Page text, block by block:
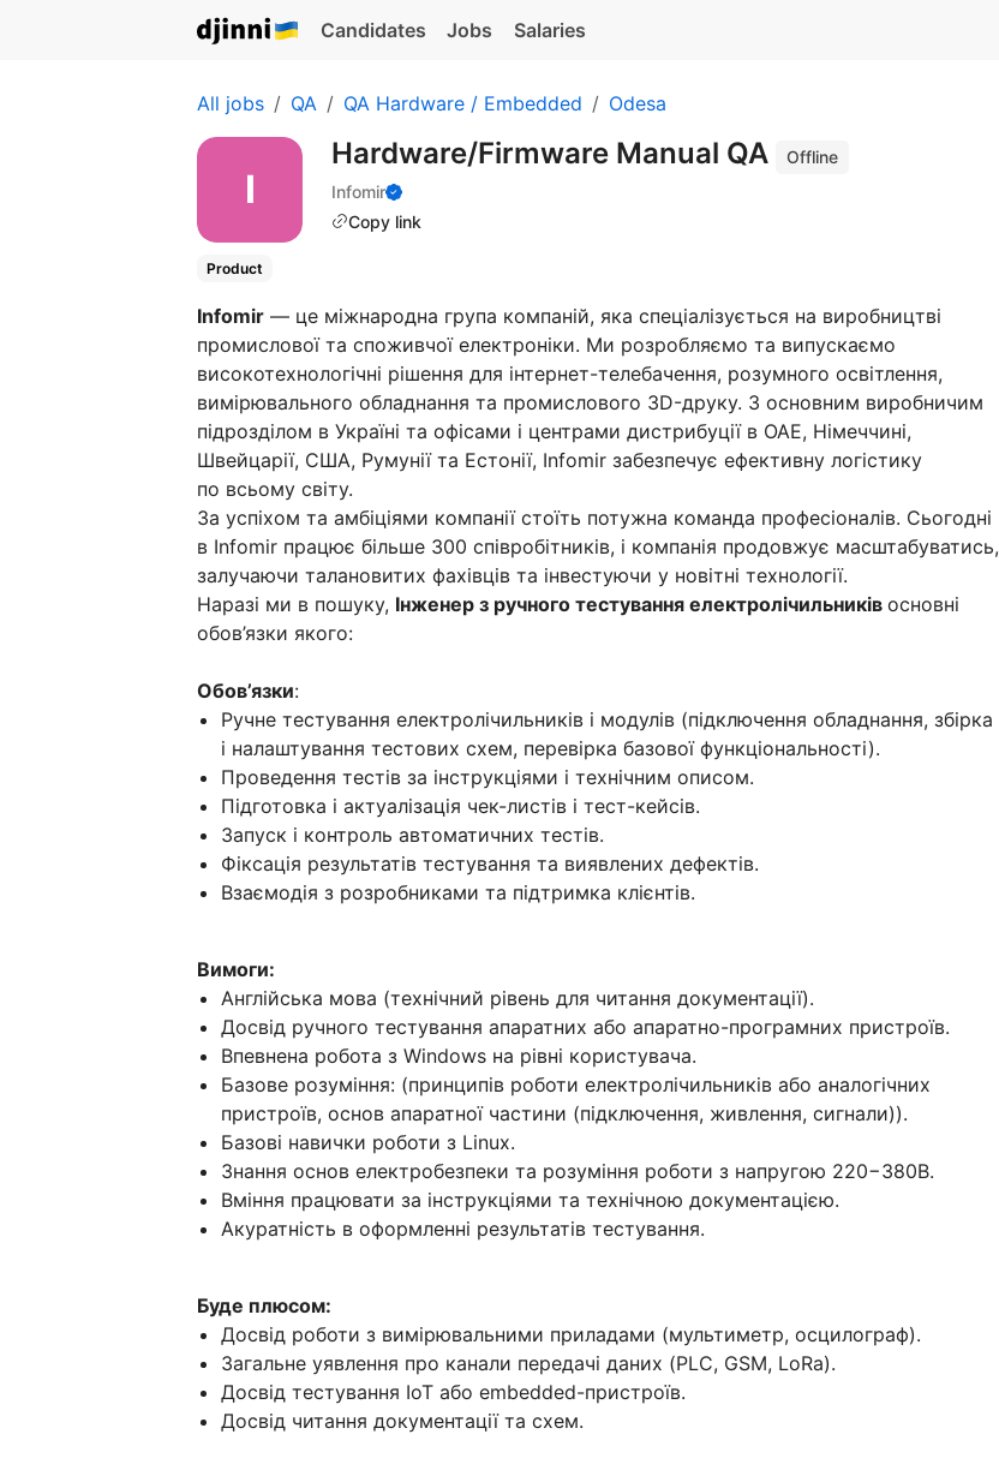
Candidates Jobs Salaries
All jobs QA QA Hardware / Embedded Odesa
Hardware/Firmware Manual QA
Offline
Infomir
Copy link
Product
Infomir — це міжнародна група компаній, яка спеціалізується на виробництві
промислової та споживчої електроніки. Ми розробляємо та випускаємо
високотехнологічні рішення для інтернет-телебачення, розумного освітлення,
вимірювального обладнання та промислового 3D-друку. З основним виробничим
підрозділом в Україні та офісами і центрами дистрибуції в ОАЕ, Німеччині,
Швейцарії, США, Румунії та Естонії, Infomir забезпечує ефективну логістику
по всьому світу.
За успіхом та амбіціями компанії стоїть потужна команда професіоналів. Сьогодні
в Infomir працює більше 300 співробітників, і компанія продовжує масштабуватись,
залучаючи талановитих фахівців та інвестуючи у новітні технології.
Наразі ми в пошуку, Інженер з ручного тестування електролічильників основні
обов’язки якого:
Обов’язки:
Ручне тестування електролічильників і модулів (підключення обладнання, збірка
і налаштування тестових схем, перевірка базової функціональності).
Проведення тестів за інструкціями і технічним описом.
Підготовка і актуалізація чек-листів і тест-кейсів.
Запуск і контроль автоматичних тестів.
Фіксація результатів тестування та виявлених дефектів.
Взаємодія з розробниками та підтримка клієнтів.
Вимоги:
Англійська мова (технічний рівень для читання документації).
Досвід ручного тестування апаратних або апаратно-програмних пристроїв.
Впевнена робота з Windows на рівні користувача.
Базове розуміння: (принципів роботи електролічильників або аналогічних
пристроїв, основ апаратної частини (підключення, живлення, сигнали)).
Базові навички роботи з Linux.
Знання основ електробезпеки та розуміння роботи з напругою 220−380В.
Вміння працювати за інструкціями та технічною документацією.
Акуратність в оформленні результатів тестування.
Буде плюсом:
Досвід роботи з вимірювальними приладами (мультиметр, осцилограф).
Загальне уявлення про канали передачі даних (PLC, GSM, LoRa).
Досвід тестування IoT або embedded-пристроїв.
Досвід читання документації та схем.